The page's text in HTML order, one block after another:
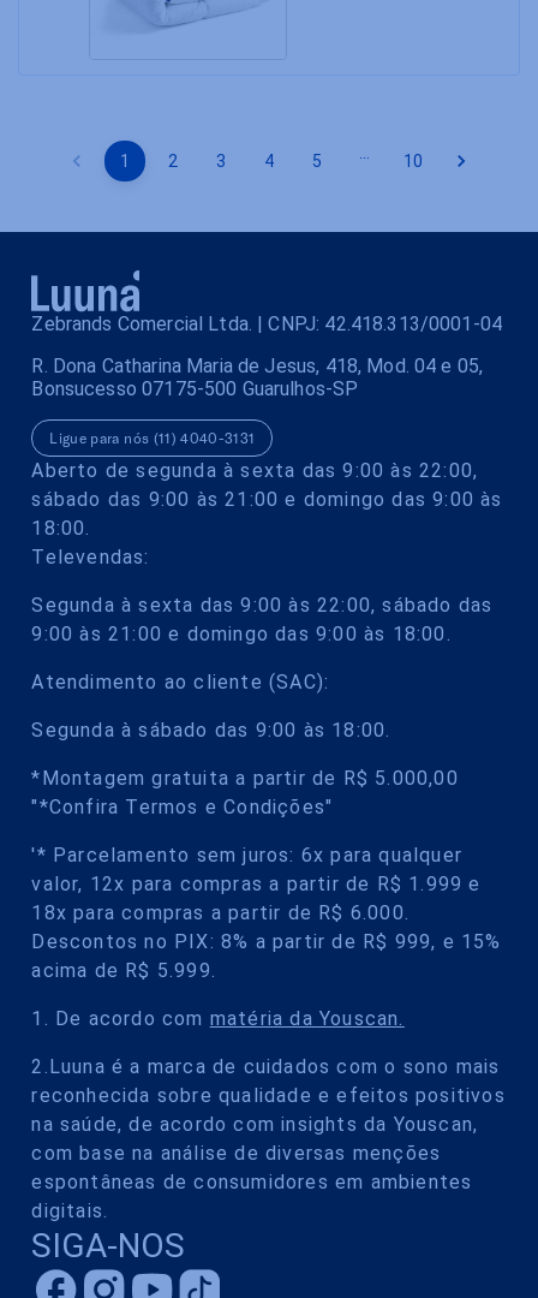
1 2 3 4 5 10
Zebrands Comercial Ltda. | CNPJ: 42.418.313/0001-04
R. Dona Catharina Maria de Jesus, 418, Mod. 04 e 05,
Bonsucesso 07175-500 Guarulhos-SP
Ligue para nós (11) 4040-3131
Aberto de segunda à sexta das 9:00 às 22:00,
sábado das 9:00 às 21:00 e domingo das 9:00 às
18:00.
Televendas:
Segunda à sexta das 9:00 às 22:00, sábado das
9:00 às 21:00 e domingo das 9:00 às 18:00.
Atendimento ao cliente (SAC):
Segunda à sábado das 9:00 às 18:00.
*Montagem gratuita a partir de R$ 5.000,00
"*Confira Termos e Condições"
'* Parcelamento sem juros: 6x para qualquer
valor, 12x para compras a partir de R$ 1.999 e
18x para compras a partir de R$ 6.000.
Descontos no PIX: 8% a partir de R$ 999, e 15%
acima de R$ 5.999.
1. De acordo com matéria da Youscan.
2.Luuna é a marca de cuidados com o sono mais
reconhecida sobre qualidade e efeitos positivos
na saúde, de acordo com insights da Youscan,
com base na análise de diversas menções
espontâneas de consumidores em ambientes
digitais.
SIGA-NOS